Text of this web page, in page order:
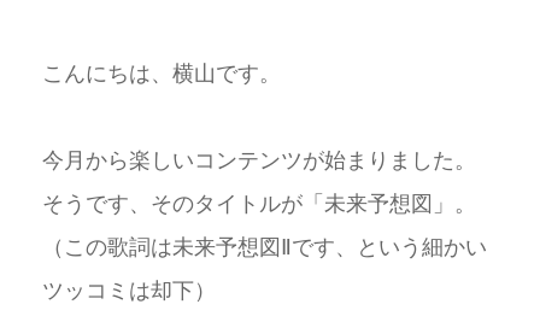
こんにちは、横山です。
今月から楽しいコンテンツが始まりました。
そうです、そのタイトルが「未来予想図」。
（この歌詞は未来予想図Ⅱです、という細かい
ツッコミは却下）